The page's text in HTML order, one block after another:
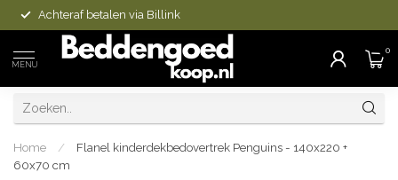
Achteraf betalen via Billink
MENU
0
Home /
Flanel kinderdekbedovertrek Penguins - 140x220 +
60x70 cm